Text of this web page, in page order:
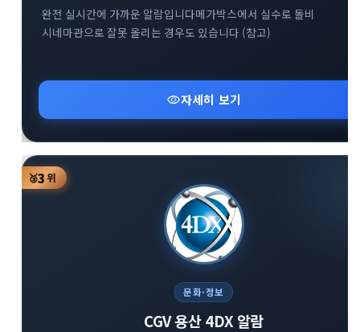
완전 실시간에 가까운 알람입니다메가박스에서 실수로 돌비
시네마관으로 잘못 올리는 경우도 있습니다 (참고)
visibility자세히 보기
🥉3위
문화·정보
CGV 용산 4DX 알람